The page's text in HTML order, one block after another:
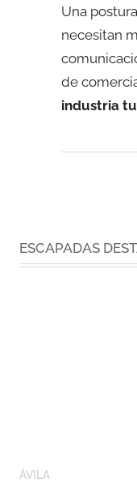
Una
necesitan
de
industria
ESCAPADAS
ÁVILA